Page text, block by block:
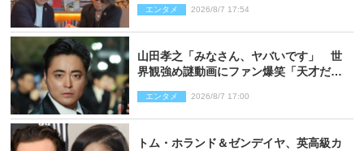
エンタメ 2026/8/7 17:54
山田孝之「みなさん、ヤバいです」 世
界観強め謎動画にファン爆笑「天才だ
エンタメ 2026/8/7 17:00
トム・ホランド＆ゼンデイヤ、英高級カ